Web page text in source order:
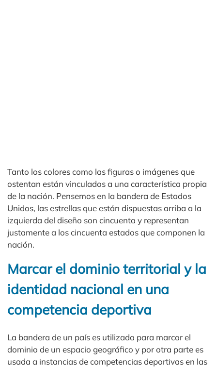
Tanto los colores como las figuras o imágenes que
ostentan están vinculados a una característica propia
de la nación. Pensemos en la bandera de Estados
Unidos, las estrellas que están dispuestas arriba a la
izquierda del diseño son cincuenta y representan
justamente a los cincuenta estados que componen la
nación.
Marcar el dominio territorial y la
identidad nacional en una
competencia deportiva
La bandera de un país es utilizada para marcar el
dominio de un espacio geográfico y por otra parte es
usada a instancias de competencias deportivas en las